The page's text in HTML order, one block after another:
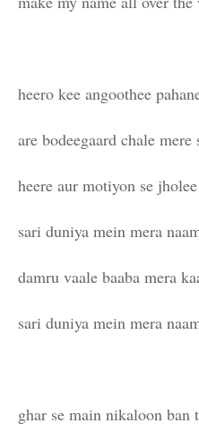
heero kee angoothee
are bodeegaard chale mere
heere aur motiyon se
sari duniya mein mera
damru vaale baaba mera
sari duniya mein mera
ghar se main nikaloon ban